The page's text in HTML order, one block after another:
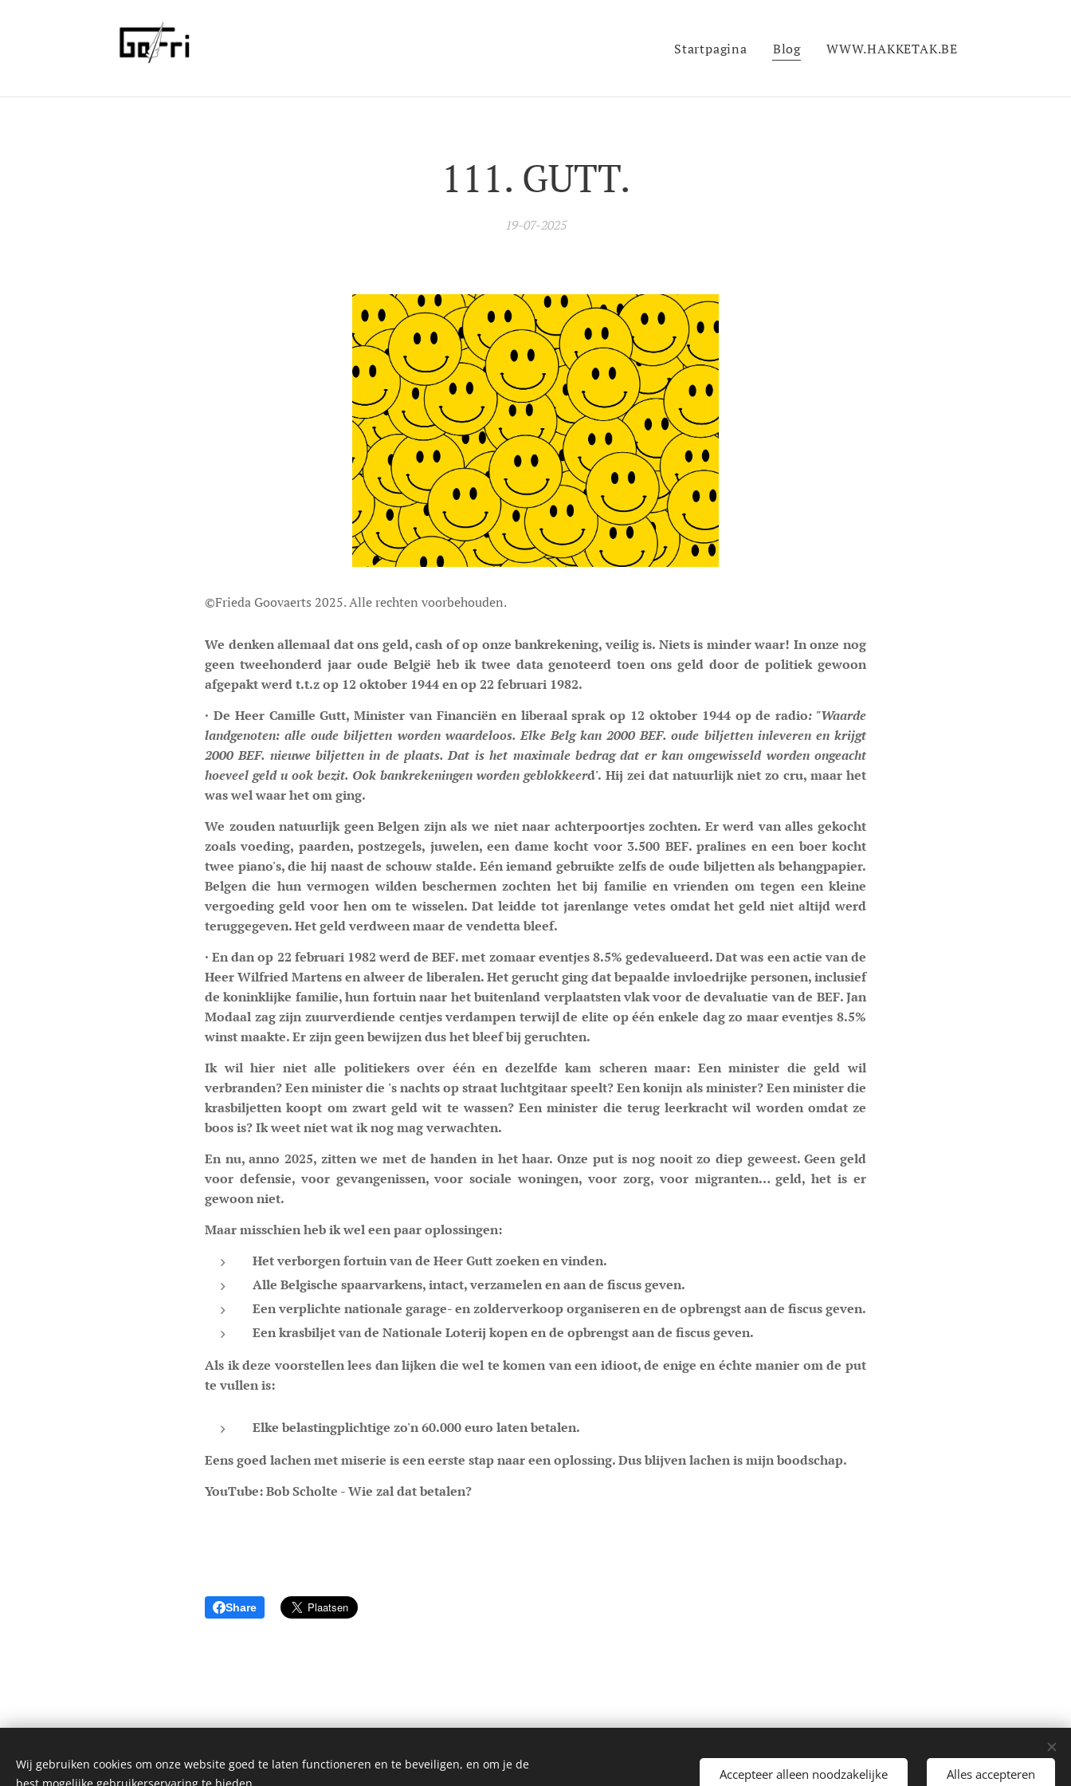
Startpagina Blog WWW.HAKKETAK.BE
111. GUTT.
19-07-2025
©Frieda Goovaerts 2025. Alle rechten voorbehouden.
We denken allemaal dat ons geld, cash of op onze bankrekening, veilig is. Niets is minder waar! In onze nog
geen tweehonderd jaar oude België heb ik twee data genoteerd toen ons geld door de politiek gewoon
afgepakt werd t.t.z op 12 oktober 1944 en op 22 februari 1982.
· De Heer Camille Gutt, Minister van Financiën en liberaal sprak op 12 oktober 1944 op de radio: "Waarde
landgenoten: alle oude biljetten worden waardeloos. Elke Belg kan 2000 BEF. oude biljetten inleveren en krijgt
2000 BEF. nieuwe biljetten in de plaats. Dat is het maximale bedrag dat er kan omgewisseld worden ongeacht
hoeveel geld u ook bezit. Ook bankrekeningen worden geblokkeerd'. Hij zei dat natuurlijk niet zo cru, maar het
was wel waar het om ging.
We zouden natuurlijk geen Belgen zijn als we niet naar achterpoortjes zochten. Er werd van alles gekocht
zoals voeding, paarden, postzegels, juwelen, een dame kocht voor 3.500 BEF. pralines en een boer kocht
twee piano's, die hij naast de schouw stalde. Eén iemand gebruikte zelfs de oude biljetten als behangpapier.
Belgen die hun vermogen wilden beschermen zochten het bij familie en vrienden om tegen een kleine
vergoeding geld voor hen om te wisselen. Dat leidde tot jarenlange vetes omdat het geld niet altijd werd
teruggegeven. Het geld verdween maar de vendetta bleef.
· En dan op 22 februari 1982 werd de BEF. met zomaar eventjes 8.5% gedevalueerd. Dat was een actie van de
Heer Wilfried Martens en alweer de liberalen. Het gerucht ging dat bepaalde invloedrijke personen, inclusief
de koninklijke familie, hun fortuin naar het buitenland verplaatsten vlak voor de devaluatie van de BEF. Jan
Modaal zag zijn zuurverdiende centjes verdampen terwijl de elite op één enkele dag zo maar eventjes 8.5%
winst maakte. Er zijn geen bewijzen dus het bleef bij geruchten.
Ik wil hier niet alle politiekers over één en dezelfde kam scheren maar: Een minister die geld wil
verbranden? Een minister die 's nachts op straat luchtgitaar speelt? Een konijn als minister? Een minister die
krasbiljetten koopt om zwart geld wit te wassen? Een minister die terug leerkracht wil worden omdat ze
boos is? Ik weet niet wat ik nog mag verwachten.
En nu, anno 2025, zitten we met de handen in het haar. Onze put is nog nooit zo diep geweest. Geen geld
voor defensie, voor gevangenissen, voor sociale woningen, voor zorg, voor migranten… geld, het is er
gewoon niet.
Maar misschien heb ik wel een paar oplossingen:
Het verborgen fortuin van de Heer Gutt zoeken en vinden.
Alle Belgische spaarvarkens, intact, verzamelen en aan de fiscus geven.
Een verplichte nationale garage- en zolderverkoop organiseren en de opbrengst aan de fiscus geven.
Een krasbiljet van de Nationale Loterij kopen en de opbrengst aan de fiscus geven.
Als ik deze voorstellen lees dan lijken die wel te komen van een idioot, de enige en échte manier om de put
te vullen is:
Elke belastingplichtige zo'n 60.000 euro laten betalen.
Eens goed lachen met miserie is een eerste stap naar een oplossing. Dus blijven lachen is mijn boodschap.
YouTube: Bob Scholte - Wie zal dat betalen?
Share
© 2023 blog van Frieda Goovaerts. Alle rechten voorbehouden.
Wij gebruiken cookies om onze website goed te laten functioneren en te beveiligen, en om je de
Accepteer alleen noodzakelijke Alles accepteren